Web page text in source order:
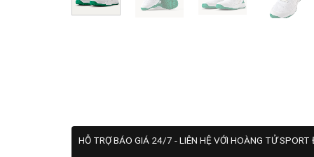
HỖ TRỢ BÁO GIÁ 24/7 - LIÊN HỆ VỚI HOÀNG TỬ